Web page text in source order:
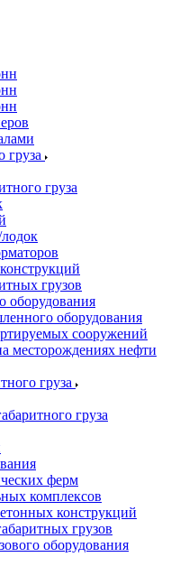
груза
груза
грузов
оборудования
оборудования
сооружений
месторождениях нефти
груза
груза
ферм
комплексов
конструкций
грузов
оборудования